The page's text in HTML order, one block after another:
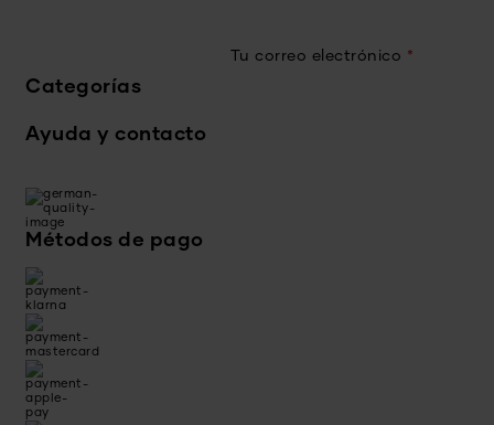
Tu correo electrónico *
Categorías
Ayuda y contacto
Métodos de pago